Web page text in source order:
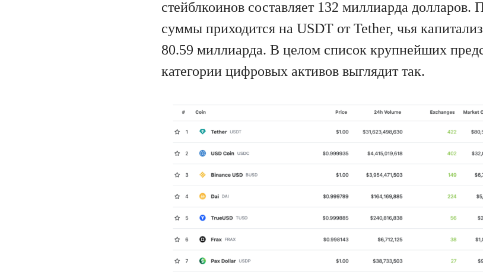
стейблкоинов составляет 132 миллиарда долларов.
суммы приходится на USDT от Tether, чья
80.59 миллиарда. В целом список крупнейших
категории цифровых активов выглядит так.